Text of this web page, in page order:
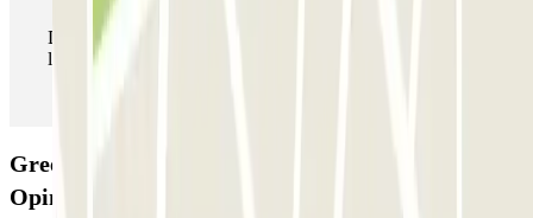
Durante tu estancia podrás entrar y salir del parking todas
las veces que quieras.
Green Parking Malpensa - Shuttle - Coperto:
Opiniones